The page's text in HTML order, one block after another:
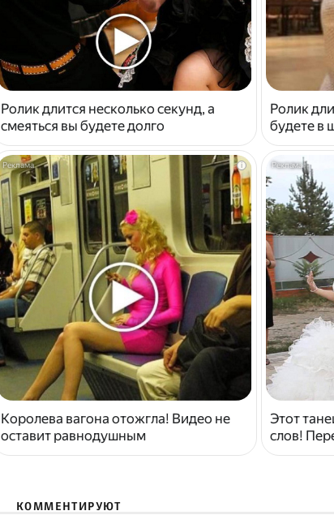
Ролик длится несколько секунд, а
смеяться вы будете долго
Ролик
будете в
i
Королева вагона отожгла! Видео не
оставит равнодушным
Этот
слов!
КОММЕНТИРУЮТ